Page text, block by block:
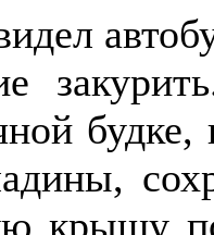
будке,
крышу